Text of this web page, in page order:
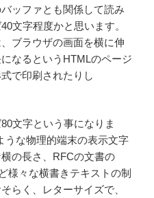
ッファとも関係して読み
文字程度かと思います。
ブラウザの画面を横に伸
なるというHTMLのページ
で印刷されたりし
文字という事になりま
うな物理的端末の表示文字
の長さ、RFCの文書の
様々な横書きテキストの制
らく、レターサイズで、